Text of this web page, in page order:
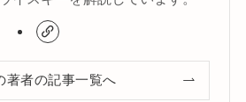
著者の記事一覧へ